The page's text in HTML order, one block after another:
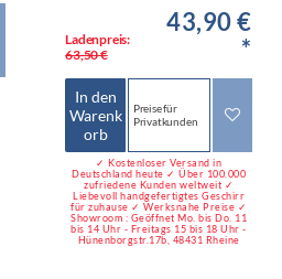
Ladenpreis:
63,50 €
43,90 €
*
In den
Warenk
orb
Preise für
Privatkunden
✓ Kostenloser Versand in
Deutschland heute ✓ Über 100.000
zufriedene Kunden weltweit ✓
Liebevoll handgefertigtes Geschirr
für zuhause ✓ Werksnahe Preise ✓
Showroom : Geöffnet Mo. bis Do. 11
bis 14 Uhr - Freitags 15 bis 18 Uhr -
Hünenborgstr.17b, 48431 Rheine